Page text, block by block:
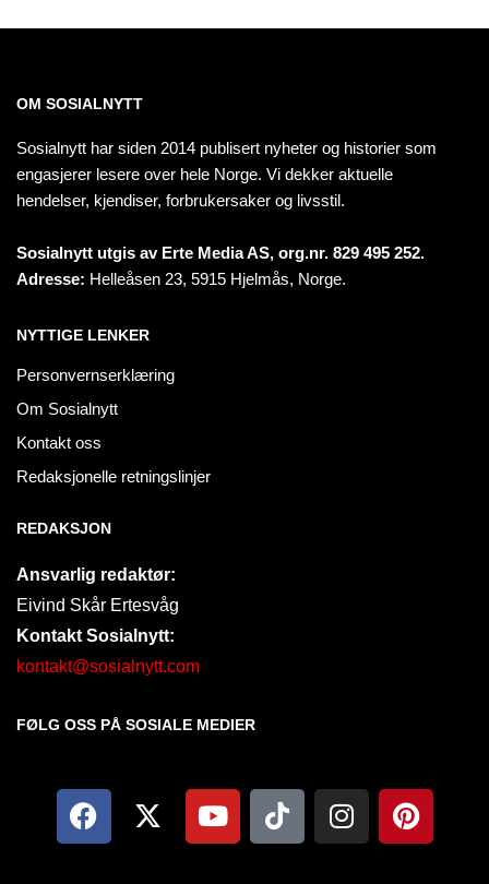
OM SOSIALNYTT
Sosialnytt har siden 2014 publisert nyheter og historier som
engasjerer lesere over hele Norge. Vi dekker aktuelle
hendelser, kjendiser, forbrukersaker og livsstil.
Sosialnytt utgis av Erte Media AS, org.nr. 829 495 252.
Adresse: Helleåsen 23, 5915 Hjelmås, Norge.
NYTTIGE LENKER
Personvernserklæring
Om Sosialnytt
Kontakt oss
Redaksjonelle retningslinjer
REDAKSJON
Ansvarlig redaktør:
Eivind Skår Ertesvåg
Kontakt Sosialnytt:
kontakt@sosialnytt.com
FØLG OSS PÅ SOSIALE MEDIER​